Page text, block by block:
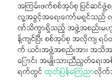
အကြမ်းဖက်စစ်အုပ်စု ပြင်ဆင်ဖွဲ့စ
လူ့အခွင့်အရေးကော်မရှင်သည်
ဏ်သိက္ခာရှိသည့် အဖွဲ့အစည်းမဟုတ်
န့်ကျင်ပြီး စစ်အုပ်စု အလိုကျ
က် ယင်းအဖွဲ့အစည်းအား အသိအမှ
ြောင်း အမျိုးသားညီညွတ်ရေးအ
ရက်တွင် ထုတ်ပြန်ကြေညာလိုက်